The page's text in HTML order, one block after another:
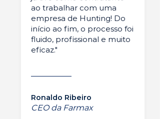
ao trabalhar com uma
empresa de Hunting! Do
início ao fim, o processo foi
fluido, profissional e muito
eficaz."
Ronaldo Ribeiro
CEO da Farmax